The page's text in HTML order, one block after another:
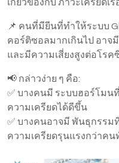
เกี่ยวข้องกับ ภาวะเครียดเรื้
📌 คนที่มียีนที่ทำให้ระบบ
คอร์ติซอลมากเกินไป อาจ
และมีความเสี่ยงสูงต่อโรค
📢 กล่าวง่าย ๆ คือ:
✅ บางคนมี ระบบฮอร์โมน
ความเครียดได้ดีขึ้น
✅ บางคนอาจมี พันธุกรรม
ความเครียดรุนแรงกว่าคน